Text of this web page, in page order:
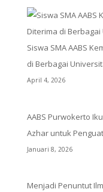
Siswa SMA AABS
di Berbagai
April 4, 2026
AABS Purwokerto
Azhar untuk
Januari 8, 2026
Menjadi Penuntut